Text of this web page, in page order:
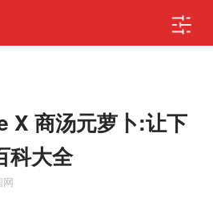
X 商汤元萝卜:让下
科大全
网